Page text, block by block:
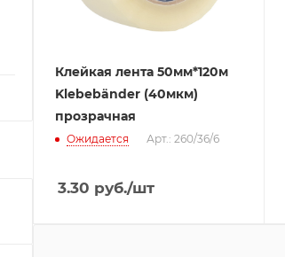
Клейкая лента 50мм*120м
Klebebänder (40мкм)
прозрачная
Ожидается Арт.: 260/36/6
3.30 руб./шт